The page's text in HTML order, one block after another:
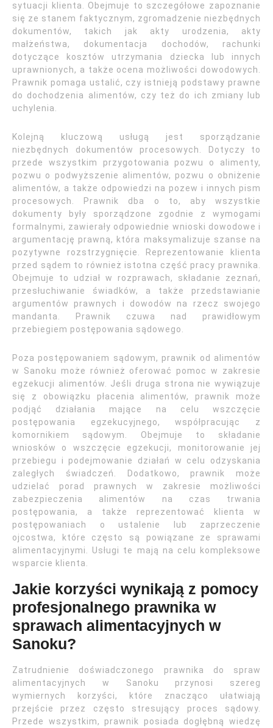
sytuacji klienta. Obejmuje to szczegółowe zapoznanie
się ze stanem faktycznym, zgromadzenie niezbędnych
dokumentów, takich jak akty urodzenia, akty
małżeństwa, dokumentacja dochodów, rachunki
dotyczące kosztów utrzymania dziecka lub innych
uprawnionych, a także ocena możliwości dowodowych.
Prawnik pomaga ustalić, czy istnieją podstawy prawne
do dochodzenia alimentów, czy też do ich zmiany lub
uchylenia.
Kolejną kluczową usługą jest sporządzanie
niezbędnych dokumentów procesowych. Dotyczy to
przede wszystkim przygotowania pozwu o alimenty,
pozwu o podwyższenie alimentów, pozwu o obniżenie
alimentów, a także odpowiedzi na pozew i innych pism
procesowych. Prawnik dba o to, aby wszystkie
dokumenty były sporządzone zgodnie z wymogami
formalnymi, zawierały odpowiednie wnioski dowodowe i
argumentację prawną, która maksymalizuje szanse na
pozytywne rozstrzygnięcie. Reprezentowanie klienta
przed sądem to również istotna część pracy prawnika.
Obejmuje to udział w rozprawach, składanie zeznań,
przesłuchiwanie świadków, a także przedstawianie
argumentów prawnych i dowodów na rzecz swojego
mandanta. Prawnik czuwa nad prawidłowym
przebiegiem postępowania sądowego.
Poza postępowaniem sądowym, prawnik od alimentów
w Sanoku może również oferować pomoc w zakresie
egzekucji alimentów. Jeśli druga strona nie wywiązuje
się z obowiązku płacenia alimentów, prawnik może
podjąć działania mające na celu wszczęcie
postępowania egzekucyjnego, współpracując z
komornikiem sądowym. Obejmuje to składanie
wniosków o wszczęcie egzekucji, monitorowanie jej
przebiegu i podejmowanie działań w celu odzyskania
zaległych świadczeń. Dodatkowo, prawnik może
udzielać porad prawnych w zakresie możliwości
zabezpieczenia alimentów na czas trwania
postępowania, a także reprezentować klienta w
postępowaniach o ustalenie lub zaprzeczenie
ojcostwa, które często są powiązane ze sprawami
alimentacyjnymi. Usługi te mają na celu kompleksowe
wsparcie klienta.
Jakie korzyści wynikają z pomocy
profesjonalnego prawnika w
sprawach alimentacyjnych w
Sanoku?
Zatrudnienie doświadczonego prawnika do spraw
alimentacyjnych w Sanoku przynosi szereg
wymiernych korzyści, które znacząco ułatwiają
przejście przez często stresujący proces sądowy.
Przede wszystkim, prawnik posiada dogłębną wiedzę